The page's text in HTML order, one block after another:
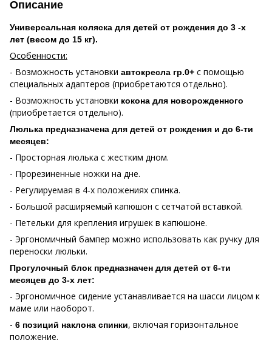
Описание
Универсальная коляска для детей от рождения до 3 -х
лет (весом до 15 кг).
Особенности:
- Возможность установки автокресла гр.0+ с помощью
специальных адаптеров (приобретаются отдельно).
- Возможность установки кокона для новорожденного
(приобретается отдельно).
Люлька предназначена для детей от рождения и до 6-ти
месяцев:
- Просторная люлька с жестким дном.
- Прорезиненные ножки на дне.
- Регулируемая в 4-х положениях спинка.
- Большой расширяемый капюшон с сетчатой вставкой.
- Петельки для крепления игрушек в капюшоне.
- Эргономичный бампер можно использовать как ручку для
переноски люльки.
Прогулочный блок предназначен для детей от 6-ти
месяцев до 3-х лет:
- Эргономичное сидение устанавливается на шасси лицом к
маме или наоборот.
- 6 позиций наклона спинки, включая горизонтальное
положение.